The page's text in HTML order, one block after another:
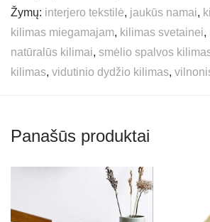
Žymų: interjero tekstilė, jaukūs namai,
kilimas miegamajam, kilimas svetainei,
natūralūs kilimai, smėlio spalvos
kilimas, vidutinio dydžio kilimas,
Panašūs produktai